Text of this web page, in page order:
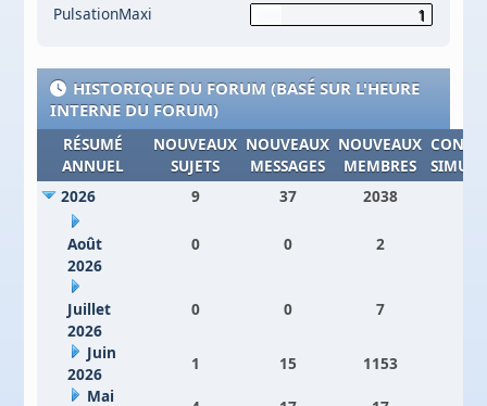
PulsationMaxi
1
HISTORIQUE DU FORUM (BASÉ SUR L'HEURE
INTERNE DU FORUM)
RÉSUMÉ
ANNUEL
NOUVEAUX
SUJETS
NOUVEAUX
MESSAGES
NOUVEAUX
MEMBRES
2026
9 37 2038
Août
2026
0 0 2
Juillet
2026
0 0 7
Juin
2026
1 15 1153
Mai